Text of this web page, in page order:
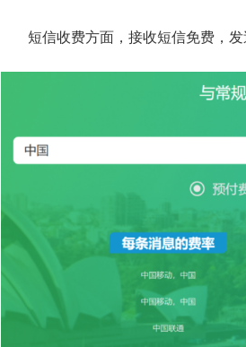
短信收费方面，接收短信免费，